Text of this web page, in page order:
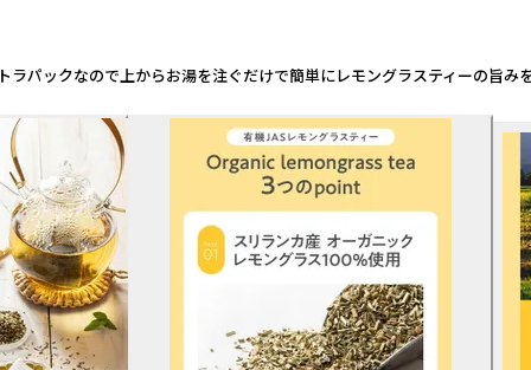
クなので上からお湯を注ぐだけで簡単にレモングラスティーの